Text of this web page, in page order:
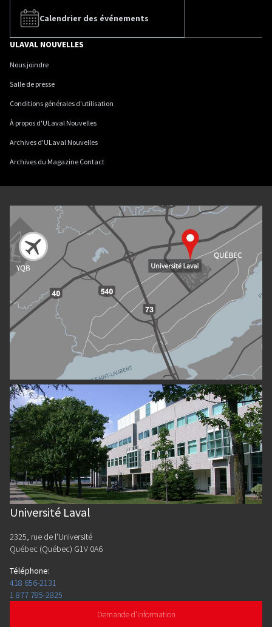
Calendrier des événements
ULAVAL NOUVELLES
Nous joindre
Salle de presse
Conditions générales d'utilisation
À propos d'ULaval Nouvelles
Archives d'ULaval Nouvelles
Archives du Magazine Contact
Université Laval
2325, rue de l'Université
Québec (Québec) G1V 0A6
Téléphone:
418 656-2131
1 877 785-2825
Demande d'information